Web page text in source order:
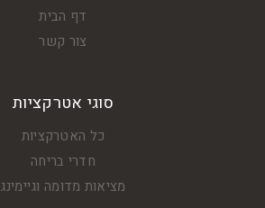
דף הבית
צור קשר
סוגי אטרקציות
כל האטרקציות
חדרי בריחה
מציאות מדומה וגיימינג